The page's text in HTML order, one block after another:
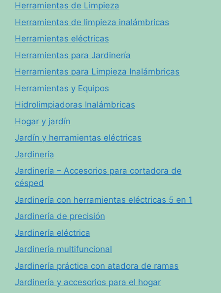
Herramientas de Limpieza
Herramientas de limpieza inalámbricas
Herramientas eléctricas
Herramientas para Jardinería
Herramientas para Limpieza Inalámbricas
Herramientas y Equipos
Hidrolimpiadoras Inalámbricas
Hogar y jardín
Jardín y herramientas eléctricas
Jardinería
Jardinería – Accesorios para cortadora de
césped
Jardinería con herramientas eléctricas 5 en 1
Jardinería de precisión
Jardinería eléctrica
Jardinería multifuncional
Jardinería práctica con atadora de ramas
Jardinería y accesorios para el hogar